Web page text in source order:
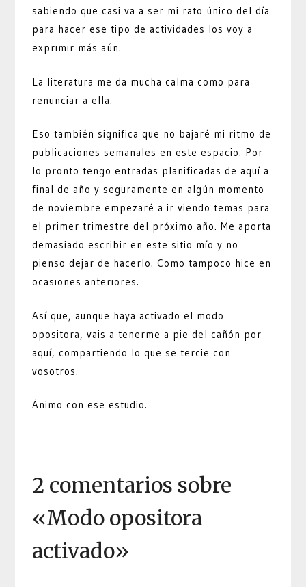
sabiendo que casi va a ser mi rato único del día
para hacer ese tipo de actividades los voy a
exprimir más aún.
La literatura me da mucha calma como para
renunciar a ella.
Eso también significa que no bajaré mi ritmo de
publicaciones semanales en este espacio. Por
lo pronto tengo entradas planificadas de aquí a
final de año y seguramente en algún momento
de noviembre empezaré a ir viendo temas para
el primer trimestre del próximo año. Me aporta
demasiado escribir en este sitio mío y no
pienso dejar de hacerlo. Como tampoco hice en
ocasiones anteriores.
Así que, aunque haya activado el modo
opositora, vais a tenerme a pie del cañón por
aquí, compartiendo lo que se tercie con
vosotros.
Ánimo con ese estudio.
2 comentarios sobre
«Modo opositora
activado»